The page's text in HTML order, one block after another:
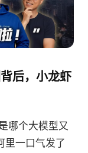
后，小龙虾
哪个大模型又
里一口气发了